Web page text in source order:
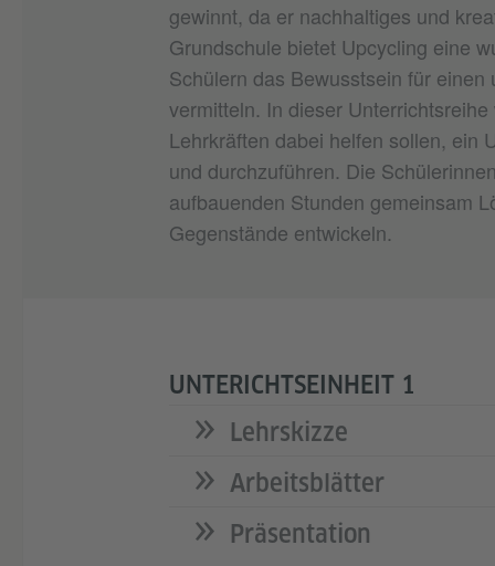
gewinnt, da er nachhaltiges und
Grundschule bietet Upcycling eine
Schülern das Bewusstsein für
vermitteln. In dieser
Lehrkräften dabei helfen sollen, ein
und durchzuführen. Die
aufbauenden Stunden gemeinsam
Gegenstände entwickeln.
UNTERICHTSEINHEIT 1
Lehrskizze
Arbeitsblätter
Präsentation